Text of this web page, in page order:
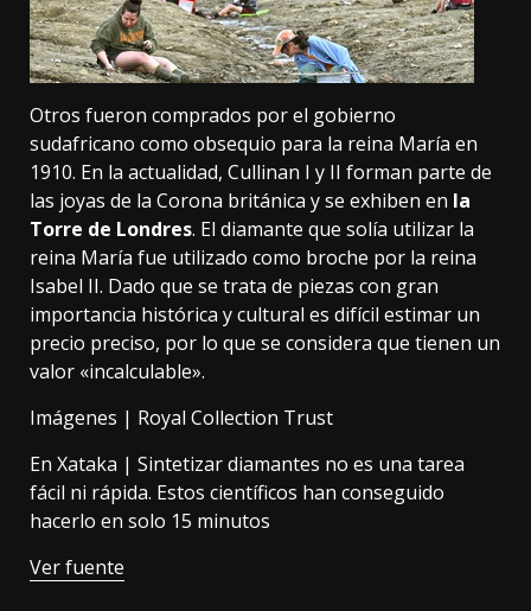
Otros fueron comprados por el gobierno
sudafricano como obsequio para la reina María en
1910. En la actualidad, Cullinan I y II forman parte de
las joyas de la Corona británica y se exhiben en la
Torre de Londres. El diamante que solía utilizar la
reina María fue utilizado como broche por la reina
Isabel II. Dado que se trata de piezas con gran
importancia histórica y cultural es difícil estimar un
precio preciso, por lo que se considera que tienen un
valor «incalculable».
Imágenes | Royal Collection Trust
En Xataka | Sintetizar diamantes no es una tarea
fácil ni rápida. Estos científicos han conseguido
hacerlo en solo 15 minutos
Ver fuente